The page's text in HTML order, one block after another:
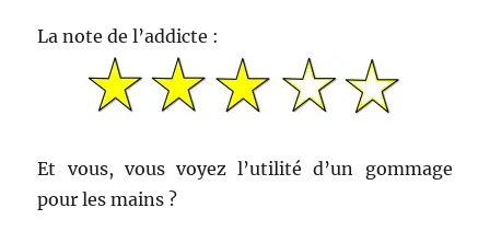
La note de l’addicte :
Et vous, vous voyez l’utilité d’un gommage
pour les mains ?